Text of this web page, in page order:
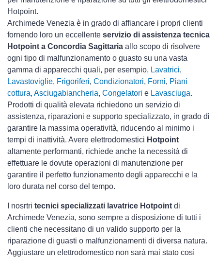
Hotpoint.
Archimede Venezia è in grado di affiancare i propri clienti
fornendo loro un eccellente servizio di assistenza tecnica
Hotpoint a Concordia Sagittaria allo scopo di risolvere
ogni tipo di malfunzionamento o guasto su una vasta
gamma di apparecchi quali, per esempio, Lavatrici,
Lavastoviglie, Frigoriferi, Condizionatori, Forni, Piani
cottura, Asciugabiancheria, Congelatori e Lavasciuga.
Prodotti di qualità elevata richiedono un servizio di
assistenza, riparazioni e supporto specializzato, in grado di
garantire la massima operatività, riducendo al minimo i
tempi di inattività. Avere elettrodomestici Hotpoint
altamente performanti, richiede anche la necessità di
effettuare le dovute operazioni di manutenzione per
garantire il perfetto funzionamento degli apparecchi e la
loro durata nel corso del tempo.
I nosrtri tecnici specializzati lavatrice Hotpoint di
Archimede Venezia, sono sempre a disposizione di tutti i
clienti che necessitano di un valido supporto per la
riparazione di guasti o malfunzionamenti di diversa natura.
Aggiustare un elettrodomestico non sarà mai stato così